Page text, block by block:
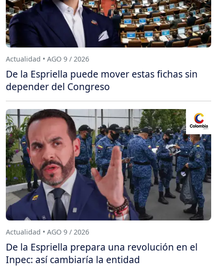
Actualidad • AGO 9 / 2026
De la Espriella puede mover estas fichas sin
depender del Congreso
Actualidad • AGO 9 / 2026
De la Espriella prepara una revolución en el
Inpec: así cambiaría la entidad